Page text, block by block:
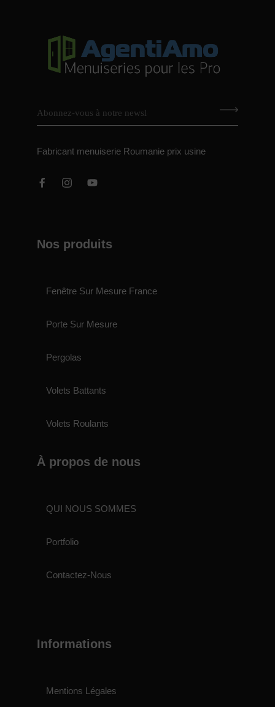
Fabricant menuiserie Roumanie prix usine
Nos produits
Fenêtre Sur Mesure France
Porte Sur Mesure
Pergolas
Volets Battants
Volets Roulants
À propos de nous
QUI NOUS SOMMES
Portfolio
Contactez-Nous
Informations
Mentions Légales